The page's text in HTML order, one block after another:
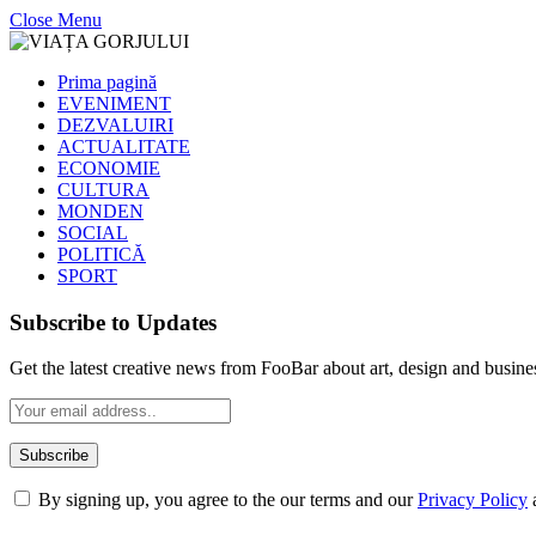
Close Menu
Prima pagină
EVENIMENT
DEZVALUIRI
ACTUALITATE
ECONOMIE
CULTURA
MONDEN
SOCIAL
POLITICĂ
SPORT
Subscribe to Updates
Get the latest creative news from FooBar about art, design and
By signing up, you agree to the our terms and ourPrivacy Policy